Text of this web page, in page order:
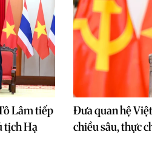
Lâm tiếp
tịch Hạ
Đưa quan hệ
chiều sâu, thực